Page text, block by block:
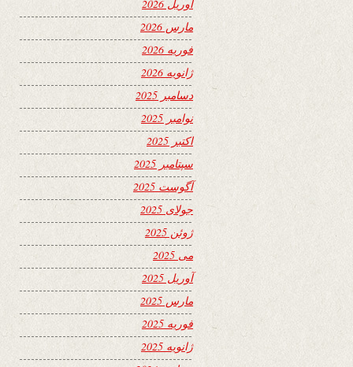
آوریل 2026
مارس 2026
فوریه 2026
ژانویه 2026
دسامبر 2025
نوامبر 2025
اکتبر 2025
سپتامبر 2025
آگوست 2025
جولای 2025
ژوئن 2025
می 2025
آوریل 2025
مارس 2025
فوریه 2025
ژانویه 2025